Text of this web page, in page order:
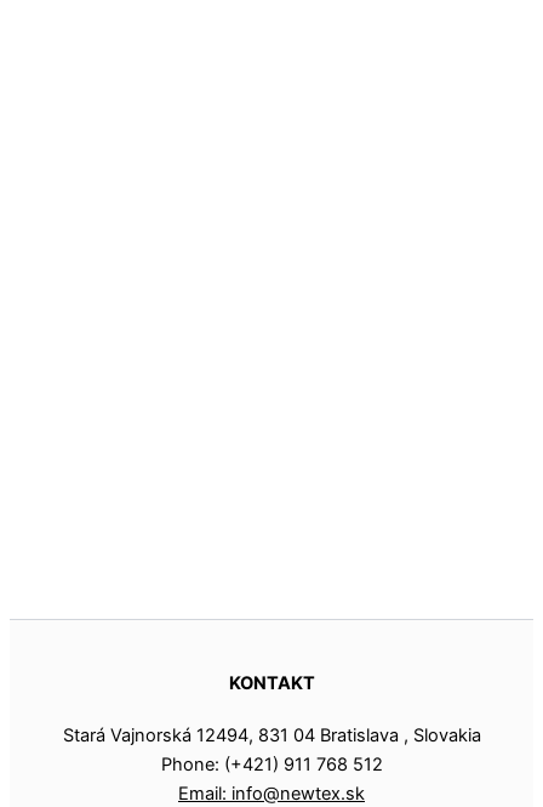
KONTAKT
Stará Vajnorská 12494, 831 04 Bratislava , Slovakia
Phone: (+421) 911 768 512
Email: info@newtex.sk